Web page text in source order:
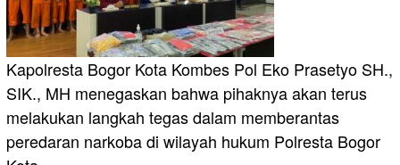
Kapolresta Bogor Kota Kombes Pol Eko Prasetyo SH.,
SIK., MH menegaskan bahwa pihaknya akan terus
melakukan langkah tegas dalam memberantas
peredaran narkoba di wilayah hukum Polresta Bogor